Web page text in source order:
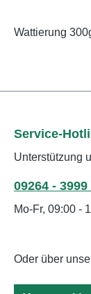
Wattierung
Service-
Unterstützung
09264 - 3999
Mo-Fr, 09:00 -
Oder über